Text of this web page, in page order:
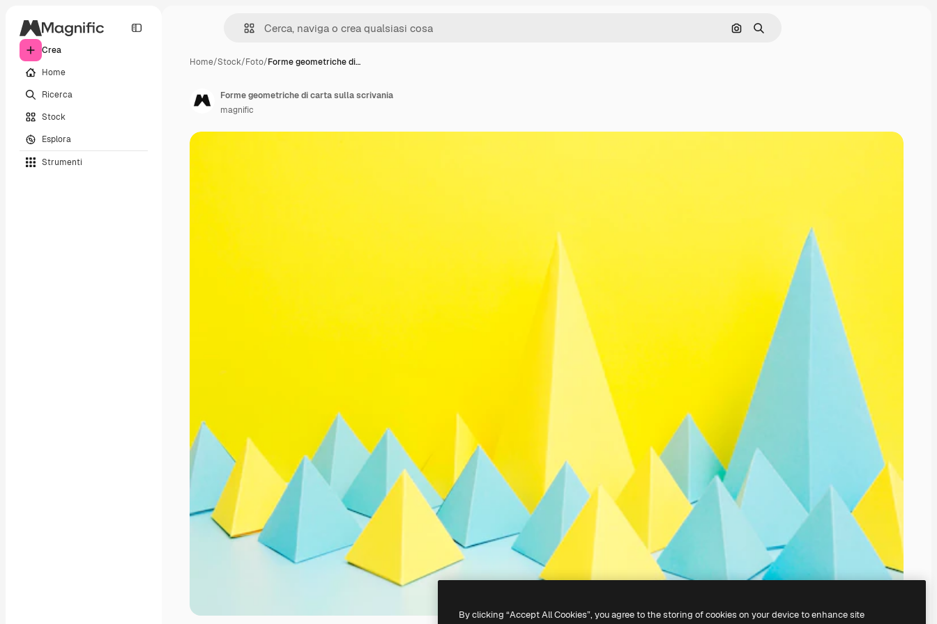
Crea
Home
Ricerca
Stock
Esplora
Strumenti
Cerca per immagine
Ricerca
Home/Stock/Foto/Forme geometriche di…
Forme geometriche di carta sulla scrivania
magnific
By clicking “Accept All Cookies”, you agree to the storing of cookies on your device to enhance site